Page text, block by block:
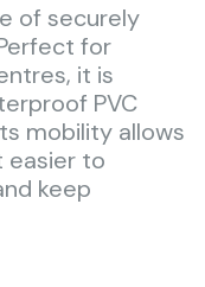
of securely
for
it is
PVC
mobility allows
easier to
keep